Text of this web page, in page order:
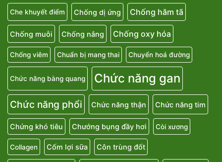
Che khuyết điểm Chống dị ứng Chống hăm tã
Chống muỗi Chống nắng Chống oxy hóa
Chống viêm Chuẩn bị mang thai Chuyển hoá đường
Chức năng bàng quang Chức năng gan
Chức năng phổi Chức năng thận Chức năng tim
Chứng khó tiêu Chướng bụng đầy hơi Còi xương
Collagen Cốm lợi sữa Côn trùng đốt